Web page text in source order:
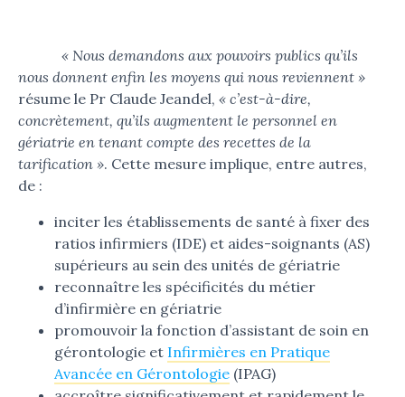
« Nous demandons aux pouvoirs publics qu’ils
nous donnent enfin les moyens qui nous reviennent »
résume le Pr Claude Jeandel, « c’est-à-dire,
concrètement, qu’ils augmentent le personnel en
gériatrie en tenant compte des recettes de la
tarification ». Cette mesure implique, entre autres,
de :
inciter les établissements de santé à fixer des
ratios infirmiers (IDE) et aides-soignants (AS)
supérieurs au sein des unités de gériatrie
reconnaître les spécificités du métier
d’infirmière en gériatrie
promouvoir la fonction d’assistant de soin en
gérontologie et Infirmières en Pratique
Avancée en Gérontologie (IPAG)